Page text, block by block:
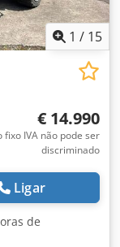
1 / 15
€ 14.990
fixo IVA não pode ser
discriminado
Ligar
de